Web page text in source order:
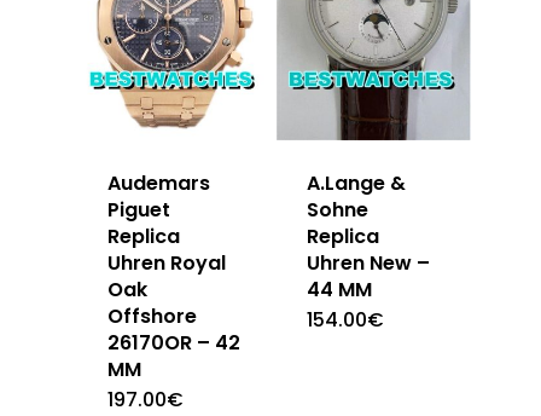
Audemars
Piguet
Replica
Uhren Royal
Oak
Offshore
26170OR – 42
MM
197.00€
A.Lange &
Sohne
Replica
Uhren New –
44 MM
154.00€